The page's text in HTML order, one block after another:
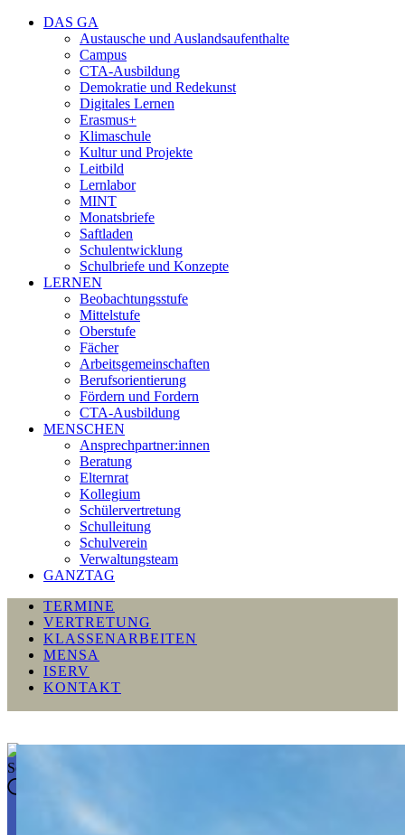
DAS GA
Austausche und Auslandsaufenthalte
Campus
CTA-Ausbildung
Demokratie und Redekunst
Digitales Lernen
Erasmus+
Klimaschule
Kultur und Projekte
Leitbild
Lernlabor
MINT
Monatsbriefe
Saftladen
Schulentwicklung
Schulbriefe und Konzepte
LERNEN
Beobachtungsstufe
Mittelstufe
Oberstufe
Fächer
Arbeitsgemeinschaften
Berufsorientierung
Fördern und Fordern
CTA-Ausbildung
MENSCHEN
Ansprechpartner:innen
Beratung
Elternrat
Kollegium
Schülervertretung
Schulleitung
Schulverein
Verwaltungsteam
GANZTAG
TERMINE
VERTRETUNG
KLASSENARBEITEN
MENSA
ISERV
KONTAKT
Seite durchsuchen...